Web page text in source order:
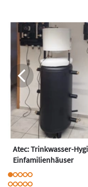
Atec: Trinkwasser-
Einfamilienhäuser